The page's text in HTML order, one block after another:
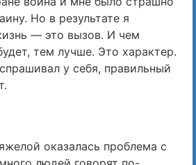
Но в результате я
— это вызов. И чем
тем лучше. Это характер.
у себя, правильный
оказалась проблема с